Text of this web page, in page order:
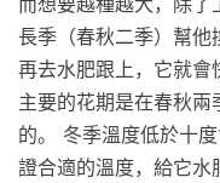
長季（春秋二季）幫他
再去水肥跟上，它就會
主要的花期是在春秋
的。 冬季溫度低於十
證合適的溫度，給它水